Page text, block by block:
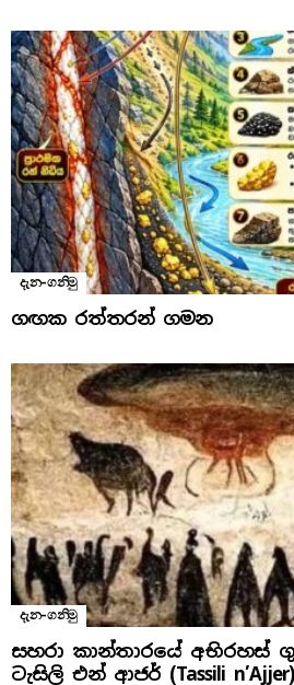
දැන-ගනිමු
ගඟක රත්තරන් ගමන
දැන-ගනිමු
සහරා කාන්තාරයේ අභිරහස්
ටැසිලි එන් ආජර් (Tassili